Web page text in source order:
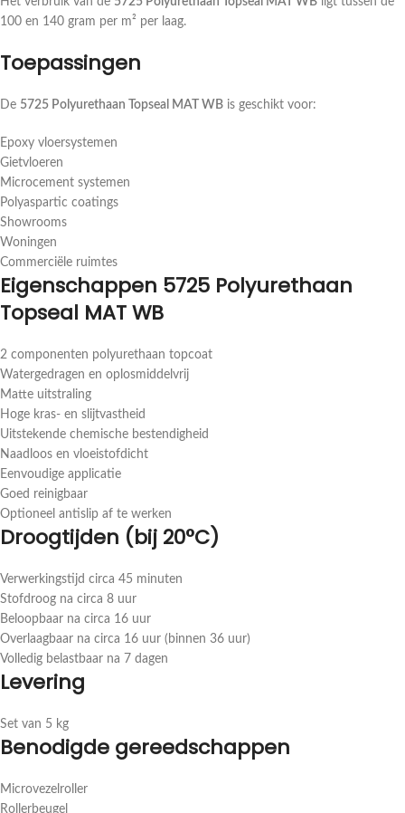
100 en 140 gram per m² per laag.
Toepassingen
De 5725 Polyurethaan Topseal MAT WB is geschikt voor:
Epoxy vloersystemen
Gietvloeren
Microcement systemen
Polyaspartic coatings
Showrooms
Woningen
Commerciële ruimtes
Eigenschappen 5725 Polyurethaan
Topseal MAT WB
2 componenten polyurethaan topcoat
Watergedragen en oplosmiddelvrij
Matte uitstraling
Hoge kras- en slijtvastheid
Uitstekende chemische bestendigheid
Naadloos en vloeistofdicht
Eenvoudige applicatie
Goed reinigbaar
Optioneel antislip af te werken
Droogtijden (bij 20°C)
Verwerkingstijd circa 45 minuten
Stofdroog na circa 8 uur
Beloopbaar na circa 16 uur
Overlaagbaar na circa 16 uur (binnen 36 uur)
Volledig belastbaar na 7 dagen
Levering
Set van 5 kg
Benodigde gereedschappen
Microvezelroller
Rollerbeugel